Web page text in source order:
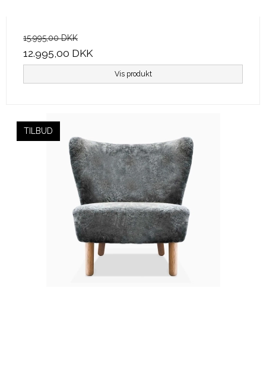
15.995,00 DKK
12.995,00 DKK
Vis produkt
TILBUD